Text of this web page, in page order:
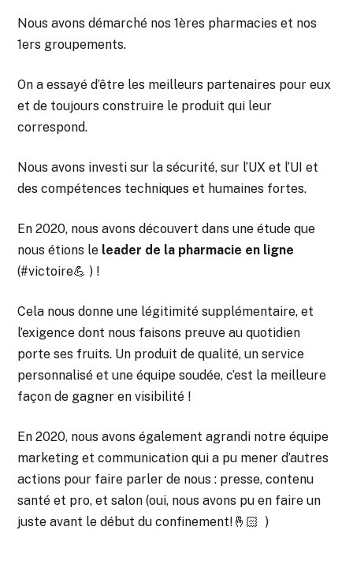
Nous avons démarché nos 1ères pharmacies et nos
1ers groupements.
On a essayé d’être les meilleurs partenaires pour eux
et de toujours construire le produit qui leur
correspond.
Nous avons investi sur la sécurité, sur l’UX et l’UI et
des compétences techniques et humaines fortes.
En 2020, nous avons découvert dans une étude que
nous étions le leader de la pharmacie en ligne
(#victoire💪 ) !
Cela nous donne une légitimité supplémentaire, et
l’exigence dont nous faisons preuve au quotidien
porte ses fruits. Un produit de qualité, un service
personnalisé et une équipe soudée, c’est la meilleure
façon de gagner en visibilité !
En 2020, nous avons également agrandi notre équipe
marketing et communication qui a pu mener d’autres
actions pour faire parler de nous : presse, contenu
santé et pro, et salon (oui, nous avons pu en faire un
juste avant le début du confinement!🤞🏻 )